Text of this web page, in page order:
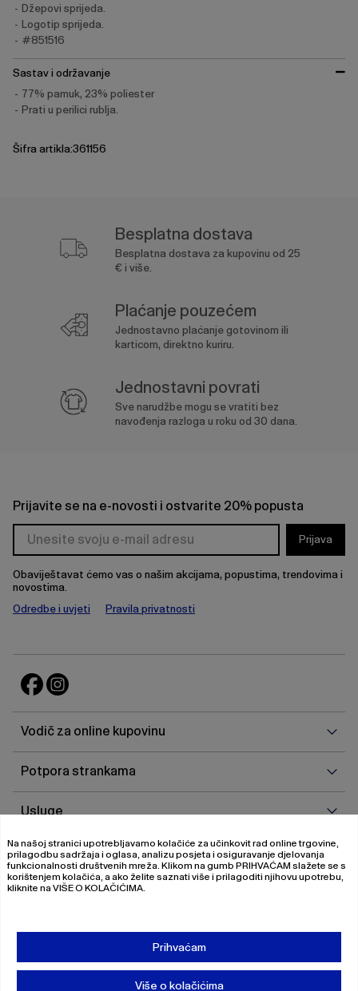
Džepovi sprijeda.
Logotip sprijeda.
#851516
Sastav i održavanje
77% pamuk, 23% poliester
Prati u perilici rublja.
Šifra artikla:361156
Besplatna dostava
Besplatna dostava za kupovinu od 25
€ i više.
Plaćanje pouzećem
Jednostavno plaćanje gotovinom ili
karticom, direktno kuriru.
Jednostavni povrati
Sve narudžbe mogu se vratiti bez
navođenja razloga u roku od 30 dana.
Prijavite se na e-novosti i ostvarite 20% popusta
Prijava
Obaviještavat ćemo vas o našim akcijama, popustima, trendovima i
novostima.
Odredbe i uvjeti
Pravila privatnosti
Vodič za online kupovinu
Potpora strankama
Usluge
O
O nama
© 2026 Magistrat International
Pravila o privatnosti
Na našoj stranici upotrebljavamo kolačiće za učinkovit rad online trgovine,
prilagodbu sadržaja i oglasa, analizu posjeta i osiguravanje djelovanja
funkcionalnosti društvenih mreža. Klikom na gumb PRIHVAĆAM slažete se s
korištenjem kolačića, a ako želite saznati više i prilagoditi njihovu upotrebu,
kliknite na VIŠE O KOLAČIĆIMA.
Prihvaćam
Više o kolačićima